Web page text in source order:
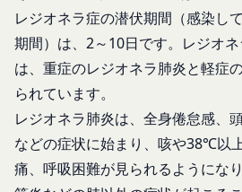
レジオネラ症の潜伏期間（感染し
期間）は、2～10日です。レジオ
は、重症のレジオネラ肺炎と軽症
られています。
レジオネラ肺炎は、全身倦怠感、
などの症状に始まり、咳や38℃以
痛、呼吸困難が見られるようにな
外部サービスのプライバシー設
携先に開示を認めた情報を取得
す。
取得した個人情報等の利用目的
当社は、お客様からご提供いた
を、当社各サービスの利用規約
目的の範囲内で利用します。
Cookie（クッキー）について
当社は、お客様にとってより使
提携するサービス（以下「提携
す。）を提供し、又はその運営
す。
第2条（総則・適用範囲）
本規約は、会員と当社間におい
に関し適用され、登録手続き完
提供条件及び当社と会員との権
ものです。
当社が、当社ウェブサイト上に